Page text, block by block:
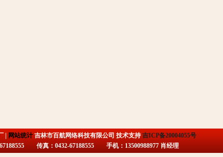
| 网站统计吉林市百航网络科技有限公司 技术支持吉ICP备20004055号
传真：0432-67188555 手机：13500988977 肖经理